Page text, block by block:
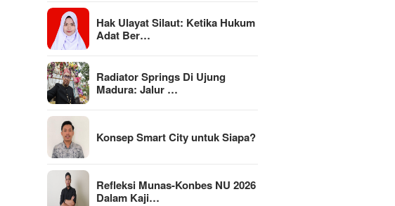
Hak Ulayat Silaut: Ketika Hukum
Adat Ber…
Radiator Springs Di Ujung
Madura: Jalur …
Konsep Smart City untuk Siapa?
Refleksi Munas-Konbes NU 2026
Dalam Kaji…